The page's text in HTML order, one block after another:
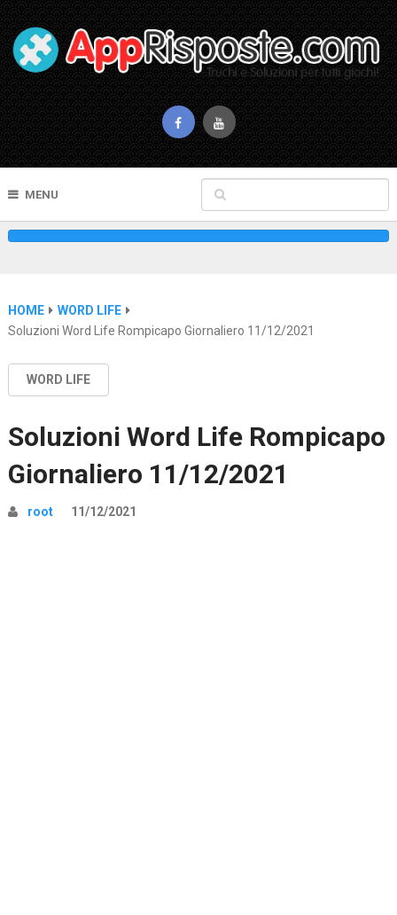
MENU
HOME
WORD LIFE
Soluzioni Word Life Rompicapo Giornaliero 11/12/2021
WORD LIFE
Soluzioni Word Life Rompicapo
Giornaliero 11/12/2021
root 11/12/2021